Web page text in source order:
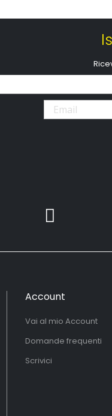
Account
Vai al mio Account
Domande frequenti
Scrivici